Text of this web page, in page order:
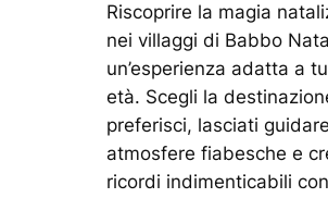
Riscoprire la magia
nei villaggi di Babbo
un’esperienza adatta a
età. Scegli la
preferisci, lasciati
atmosfere fiabesche e
ricordi indimenticabili